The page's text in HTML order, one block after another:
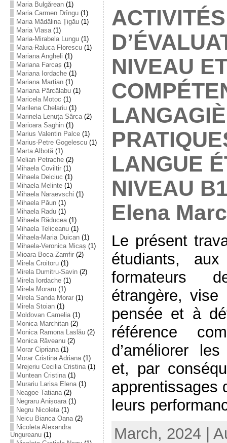
Maria Bulgărean(1)
Maria Carmen Drîngu(1)
Maria Mădălina Țigău(1)
Maria Vlasa(1)
Maria-Mirabela Lungu(1)
Maria-Raluca Florescu(1)
Mariana Angheli (1)
Mariana Farcaș (1)
Mariana Iordache(1)
Mariana Marțian(1)
Mariana Pârcălabu(1)
Maricela Motoc (1)
Marilena Chelariu(1)
Marinela Lenuța Sârca(2)
Marioara Saghin(1)
Marius Valentin Palce(1)
Marius-Petre Gogelescu(1)
Marta Albotă(1)
Melian Petrache(2)
Mihaela Coviltir(1)
Mihaela Deiciuc (1)
Mihaela Melinte(1)
Mihaela Naraevschi (1)
Mihaela Păun(1)
Mihaela Radu(1)
Mihaela Răducea(1)
Mihaela Teliceanu(1)
Mihaela-Maria Duican(1)
Mihaela-Veronica Micaș (1)
Mioara Boca-Zamfir(2)
Mirela Croitoru(1)
Mirela Dumitru-Savin(2)
Mirela Iordache(1)
Mirela Moraru(1)
Mirela Sanda Morar(1)
Mirela Stoian(1)
Moldovan Camelia(1)
Monica Marchitan(2)
Monica Ramona Laslău(2)
Monica Răveanu(2)
Morar Cipriana(1)
Morar Cristina Adriana(1)
Mrejeriu Cecilia Cristina(1)
Muntean Cristina(1)
Murariu Larisa Elena(1)
Neagoe Tatiana(2)
Negraru Anișoara(1)
Negru Nicoleta(1)
Neicu Bianca Oana(2)
Nicoleta Alexandra
Ungureanu(1)
ACTIVITÉS
NIVEAU
LANGUE
NIVEAU
Elena Marc
Le présent
étudiants,
formateurs
étrangère,
pensée et à
référence
d’améliorer
et, par
apprentissages
leurs
March, 2024 |